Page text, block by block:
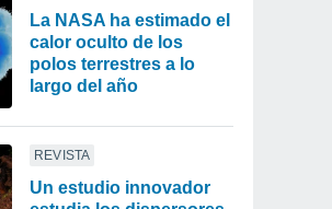
La NASA ha estimado el
calor oculto de los
polos terrestres a lo
largo del año
REVISTA
Un estudio innovador